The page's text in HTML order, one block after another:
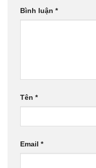
Bình luận *
Tên *
Email *